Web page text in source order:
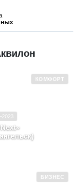
КОМФОРТ
БИЗНЕС